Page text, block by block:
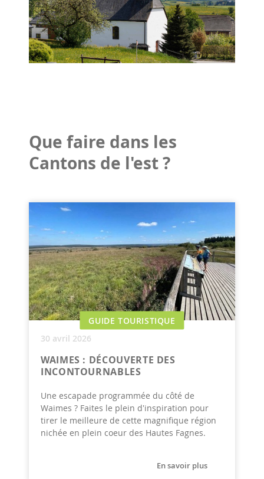
Que faire dans les
Cantons de l'est ?
GUIDE TOURISTIQUE
30 avril 2026
WAIMES : DÉCOUVERTE DES
INCONTOURNABLES
Une escapade programmée du côté de
Waimes ? Faites le plein d'inspiration pour
tirer le meilleure de cette magnifique région
nichée en plein coeur des Hautes Fagnes.
En savoir plus